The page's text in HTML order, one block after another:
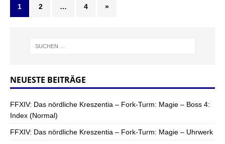
1 2 … 4 »
NEUESTE BEITRÄGE
FFXIV: Das nördliche Kreszentia – Fork-Turm: Magie – Boss 4:
Index (Normal)
FFXIV: Das nördliche Kreszentia – Fork-Turm: Magie – Uhrwerk